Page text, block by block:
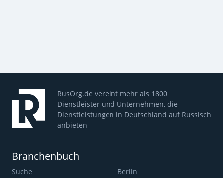
RusOrg.de vereint mehr als 1800
Dienstleister und Unternehmen, die
Dienstleistungen in Deutschland auf Russisch
anbieten
Branchenbuch
Suche
Berlin